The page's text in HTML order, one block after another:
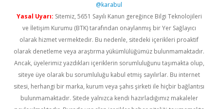
@karabul
Yasal Uyarı: Sitemiz, 5651 Sayılı Kanun gereğince Bilgi Teknolojileri
ve İletişim Kurumu (BTK) tarafından onaylanmış bir Yer Sağlayıcı
olarak hizmet vermektedir. Bu nedenle, sitedeki içerikleri proaktif
olarak denetleme veya araştırma yükümlülüğümüz bulunmamaktadır.
Ancak, üyelerimiz yazdıkları içeriklerin sorumluluğunu taşımakta olup,
siteye üye olarak bu sorumluluğu kabul etmiş sayılırlar. Bu internet
sitesi, herhangi bir marka, kurum veya şahıs şirketi ile hiçbir bağlantısı
bulunmamaktadır. Sitede yalnızca kendi hazırladığımız makaleler